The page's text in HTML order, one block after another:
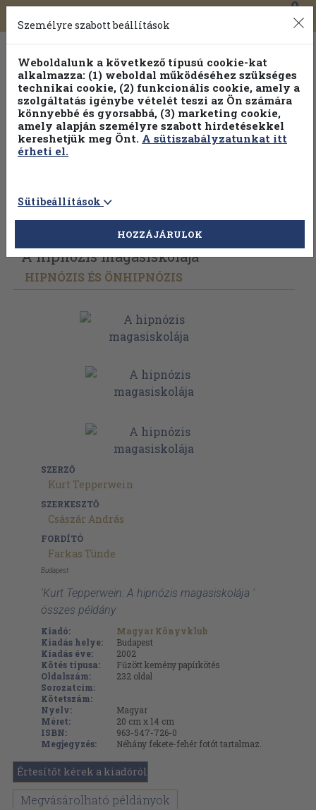
Toggle
navigation
0
Vissza az előző oldalra Válasszon példányt
A hipnózis magasiskolája
HIPNÓZIS ÉS ÖNHIPNÓZIS
SZERZŐ
Kurt Tepperwein
SZERKESZTŐ
Császár András
FORDÍTÓ
Farkas Tünde
Budapest
'Kurt Tepperwein: A hipnózis magasiskolája '
összes példány
Kiadó:
Magyar Könyvklub
Kiadás helye:
Budapest
Kiadás éve:
2002
Kötés típusa:
Fűzött kemény papírkötés
Oldalszám:
232 oldal
Sorozatcím:
Kötetszám:
Nyelv:
Magyar
Méret:
20 cm x 14 cm
ISBN:
963-547-726-0
Megjegyzés:
Néhány fekete-fehér fotót tartalmaz.
Értesítőt kérek a kiadóról
Megvásárolható példányok
Személyre szabott beállítások
Weboldalunk a következő típusú cookie-kat
alkalmazza: (1) weboldal működéséhez szükséges
technikai cookie, (2) funkcionális cookie, amely a
szolgáltatás igénybe vételét teszi az Ön számára
könnyebbé és gyorsabbá, (3) marketing cookie,
amely alapján személyre szabott hirdetésekkel
kereshetjük meg Önt. A sütiszabályzatunkat itt
érheti el.
Sütibeállítások
HOZZÁJÁRULOK